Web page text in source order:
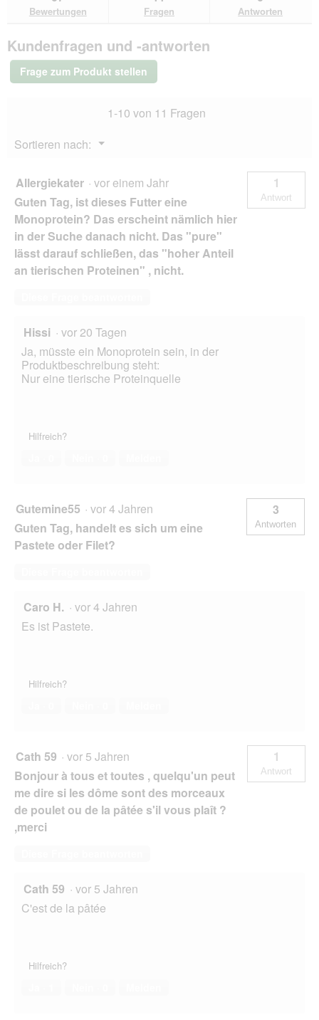
SELECT
Adult
Pure
12x85
durchsuchen
Bewertungen Fragen Antworten
Kundenfragen und -antworten
Frage zum Produkt stellen
1-10 von 11 Fragen
Sortieren nach:
▼
Menü
Allergiekater · vor einem Jahr
Guten Tag, ist dieses Futter eine
Monoprotein? Das erscheint nämlich hier
in der Suche danach nicht. Das "pure"
lässt darauf schließen, das "hoher Anteil
an tierischen Proteinen" , nicht.
1
Antwort
Hissi · vor 20 Tagen
Ja, müsste ein Monoprotein sein, in der
Produktbeschreibung steht:
Nur eine tierische Proteinquelle
Hilfreich?
Gutemine55 · vor 4 Jahren
Guten Tag, handelt es sich um eine
Pastete oder Filet?
3
Antworten
Caro H. · vor 4 Jahren
Es ist Pastete.
Hilfreich?
Cath 59 · vor 5 Jahren
Bonjour à tous et toutes , quelqu'un peut
me dire si les dôme sont des morceaux
de poulet ou de la pâtée s'il vous plaît ?
,merci
1
Antwort
Cath 59 · vor 5 Jahren
C'est de la pâtée
Hilfreich?